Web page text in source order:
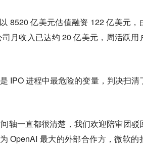
8520 亿美元估值融资 122 亿美元，
月收入已达约 20 亿美元，周活跃用
IPO 进程中最危险的变量，判决扫清
轴一直都很清楚，我们欢迎陪审团驳
OpenAI 最大的外部合作方，微软的